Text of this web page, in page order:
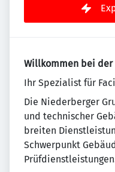
Willkommen bei
Ihr Spezialist für
Die Niederberger
und technischer
breiten
Schwerpunkt